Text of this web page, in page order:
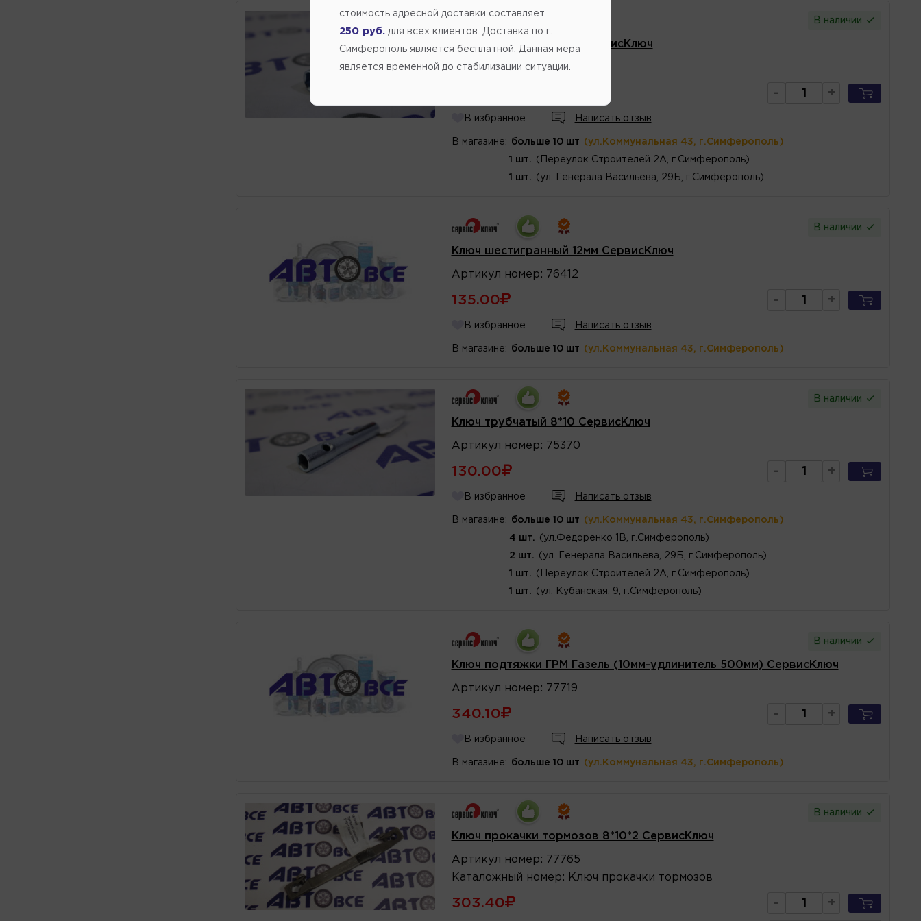
В наличии
Ключ трубчатый 13*14 СервисКлюч
Артикулномер:75373
- +
В избранное Написать отзыв
В магазине: больше 10 шт (ул.Коммунальная 43, г.Симферополь)
1 шт. (Переулок Строителей 2А, г.Симферополь)
1 шт. (ул. Генерала Васильева, 29Б, г.Симферополь)
В наличии
Ключ шестигранный 12мм СервисКлюч
Артикул номер : 76412
135.00 - +
В избранное Написать отзыв
В магазине: больше 10 шт (ул.Коммунальная 43, г.Симферополь)
В наличии
Ключ трубчатый 8*10 СервисКлюч
Артикул номер : 75370
130.00 - +
В избранное Написать отзыв
В магазине: больше 10 шт (ул.Коммунальная 43, г.Симферополь)
4 шт. (ул.Федоренко 1В, г.Симферополь)
2 шт. (ул. Генерала Васильева, 29Б, г.Симферополь)
1 шт. (Переулок Строителей 2А, г.Симферополь)
1 шт. (ул. Кубанская, 9, г.Симферополь)
В наличии
Ключ подтяжки ГРМ Газель (10мм-удлинитель 500мм) СервисКлюч
Артикул номер : 77719
340.10 - +
В избранное Написать отзыв
В магазине: больше 10 шт (ул.Коммунальная 43, г.Симферополь)
В наличии
Ключ прокачки тормозов 8*10*2 СервисКлюч
Артикул номер : 77765
Каталожный номер : Ключ прокачки тормозов
303.40 - +
стоимость адресной доставки составляет
250 руб. для всех клиентов. Доставка по г.
Симферополь является бесплатной. Данная мера
является временной до стабилизации ситуации.